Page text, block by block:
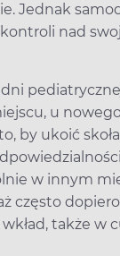
Jednak
nad
u
by ukoić
w innym
często
także w